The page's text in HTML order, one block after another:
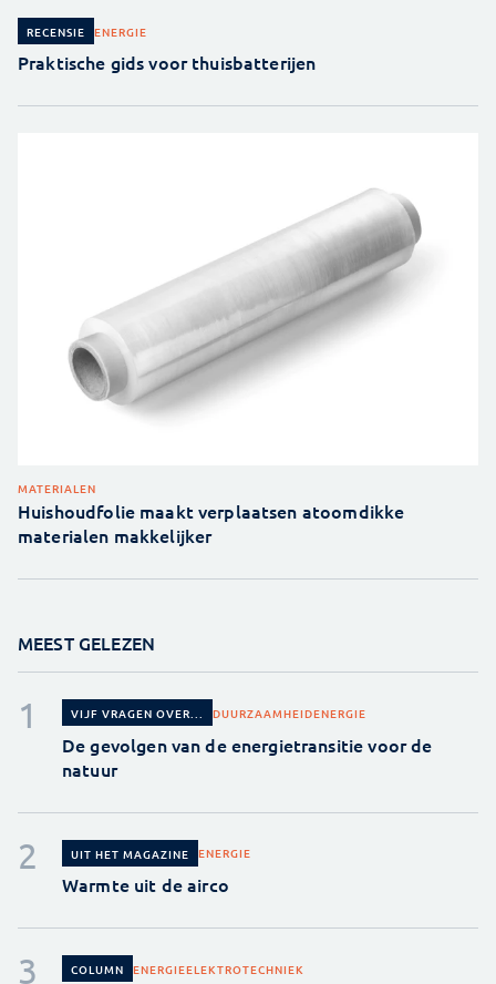
RECENSIE ENERGIE
Praktische gids voor thuisbatterijen
MATERIALEN
Huishoudfolie maakt verplaatsen atoomdikke
materialen makkelijker
MEEST GELEZEN
VIJF VRAGEN OVER... DUURZAAMHEIDENERGIE
De gevolgen van de energietransitie voor de
natuur
UIT HET MAGAZINE ENERGIE
Warmte uit de airco
COLUMN ENERGIEELEKTROTECHNIEK